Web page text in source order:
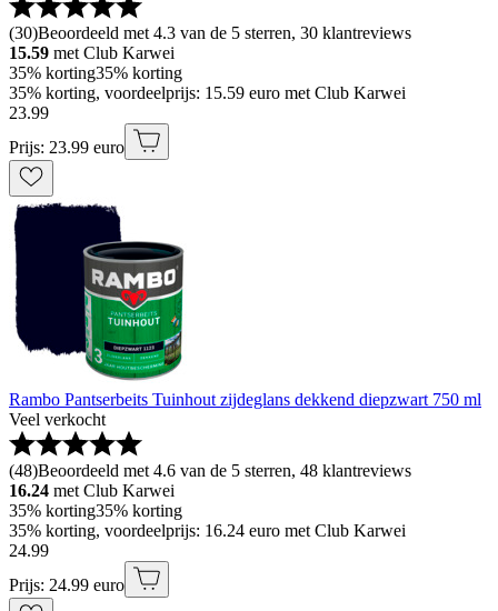
(30)Beoordeeld met 4.3 van de 5 sterren, 30 klantreviews
15.59 met Club Karwei
35% korting35% korting
35% korting, voordeelprijs: 15.59 euro met Club Karwei
23.99
Prijs: 23.99 euro
Rambo Pantserbeits Tuinhout zijdeglans dekkend diepzwart 750 ml
Veel verkocht
(48)Beoordeeld met 4.6 van de 5 sterren, 48 klantreviews
16.24 met Club Karwei
35% korting35% korting
35% korting, voordeelprijs: 16.24 euro met Club Karwei
24.99
Prijs: 24.99 euro